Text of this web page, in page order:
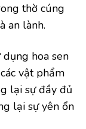
thờ cúng
an lành.
hoa sen
vật phẩm
lại sự đầy đủ
lại sự yên ổn